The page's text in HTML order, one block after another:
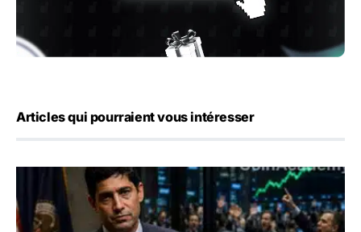
Articles qui pourraient vous intéresser
Emploi américain : 23 000 postes détruits en juillet, les